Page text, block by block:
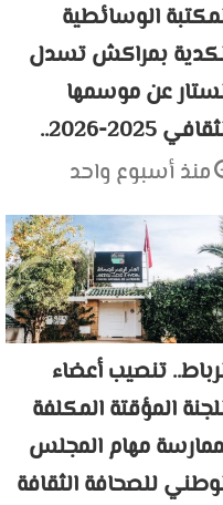
الوسائطية
بمراكش تسدل
عن موسمها
2025-2026..
منذ أسبوع واحد
تنصيب أعضاء
المؤقتة المكلفة
مهام المجلس
للصحافة الثقافة